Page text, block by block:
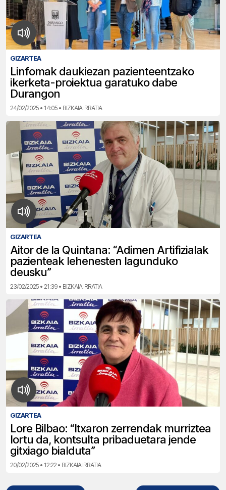
GIZARTEA
Linfomak daukiezan pazienteentzako
ikerketa-proiektua garatuko dabe
Durangon
24/02/2025 • 14:05 • BIZKAIA IRRATIA
GIZARTEA
Aitor de la Quintana: “Adimen Artifizialak
pazienteak lehenesten lagunduko
deusku”
23/02/2025 • 21:39 • BIZKAIA IRRATIA
GIZARTEA
Lore Bilbao: “Itxaron zerrendak murriztea
lortu da, kontsulta pribaduetara jende
gitxiago bialduta”
20/02/2025 • 12:22 • BIZKAIA IRRATIA